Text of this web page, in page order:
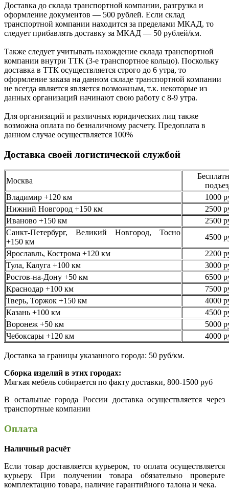
Доставка до склада транспортной компании, разгрузка и
оформление документов — 500 рублей. Если склад
транспортной компании находится за пределами МКАД, то
следует прибавлять доставку за МКАД — 50 рублей/км.
Также следует учитывать нахождение склада транспортной
компании внутри ТТК (3-е транспортное кольцо). Поскольку
доставка в ТТК осуществляется строго до 6 утра, то
оформление заказа на данном складе транспортной компании
не всегда является является возможным, т.к. некоторые из
данных организаций начинают свою работу с 8-9 утра.
Для организаций и различных юридических лиц также
возможна оплата по безналичному расчету. Предоплата в
данном случае осуществляется 100%
Доставка своей логистической службой
Москва
Владимир +120 км
1000
Нижний Новгород +150 км
2500
Иваново +150 км
2500
Санкт-Петербург, Великий Новгород, Тосно
+150 км
4500
Ярославль, Кострома +120 км
2200
Тула, Калуга +100 км
3000
Ростов-на-Дону +50 км
6500
Краснодар +100 км
7500
Тверь, Торжок +150 км
4000
Казань +100 км
4500
Воронеж +50 км
5000
Чебоксары +120 км
4000
Доставка за границы указанного города: 50 руб/км.
Сборка изделий в этих городах:
Мягкая мебель собирается по факту доставки, 800-1500 руб
В остальные города России доставка осуществляется через
транспортные компании
Оплата
Наличный расчёт
Если товар доставляется курьером, то оплата осуществляется
курьеру. При получении товара обязательно проверьте
комплектацию товара, наличие гарантийного талона и чека.